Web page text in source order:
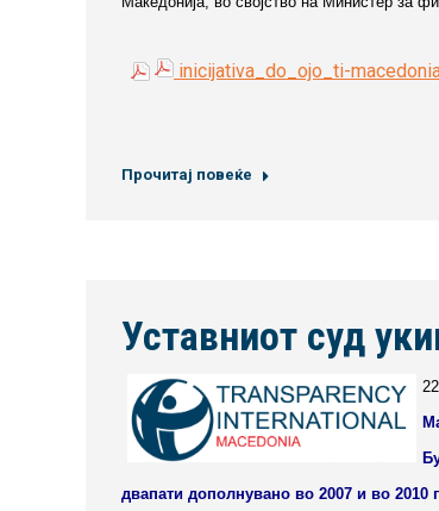
inicijativa_do_ojo_ti-
Прочитај повеќе
Уставниот суд
двапати дополнувано во 2007 и во 2010